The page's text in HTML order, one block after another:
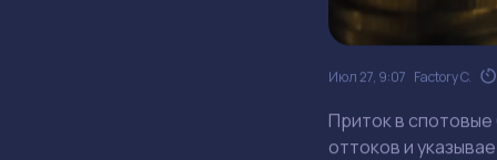
Июл 27, 9:07 Factory C.
Приток в
оттоков и